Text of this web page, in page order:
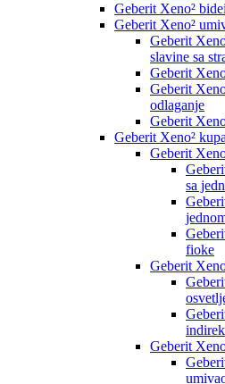
Geberit Xeno² bidei
Geberit Xeno²
Geberit
slavine sa
Geberit
Geberit
odlaganje
Geberit
Geberit Xeno²
Geberit
sa
fioke
Geberit
Geberit